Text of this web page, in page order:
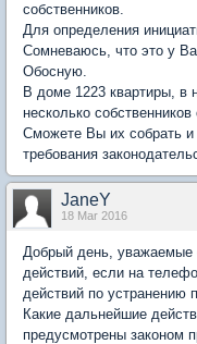
собственников.
Для определения
Сомневаюсь, что это у
Обосную.
В доме 1223 квартиры, в
несколько
Сможете Вы их собрать и
требования
JaneY
18 Mar 2016
Добрый день, уважаемые
действий, если на
действий по устранению
Какие дальнейшие
предусмотрены законом